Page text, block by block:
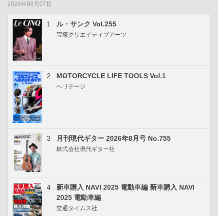
2026年08月07日
1 ル・サンク Vol.255
宝塚クリエイティブアーツ
2 MOTORCYCLE LIFE TOOLS Vol.1
ヘリテージ
3 月刊現代ギター 2026年8月号 No.755
株式会社現代ギター社
4
新車購入 NAVI 2025 電動車編 新車購入 NAVI
2025 電動車編
交通タイムス社